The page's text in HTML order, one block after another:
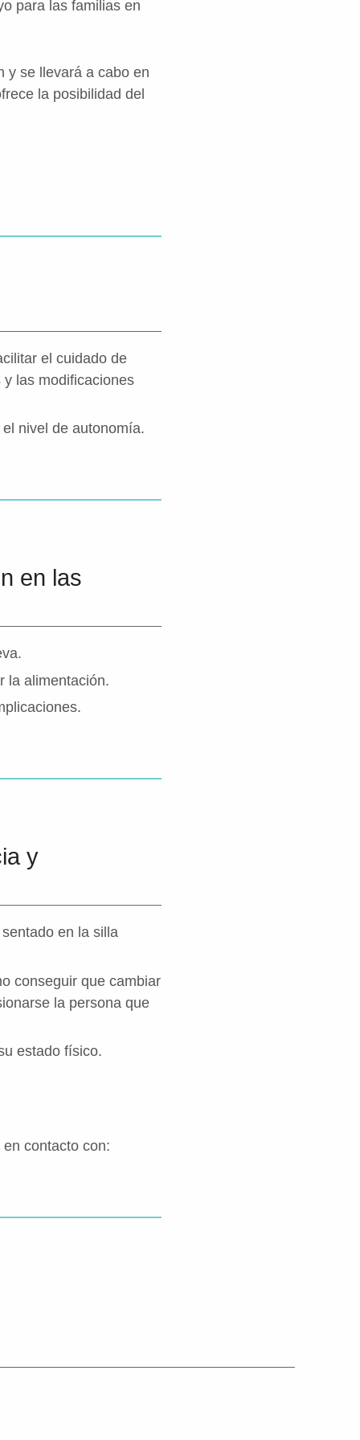
para las familias en
y se llevará a cabo en
la posibilidad del
el cuidado de
las modificaciones
nivel de autonomía.
en las
la alimentación.
y
en la silla
conseguir que cambiar
la persona que
estado físico.
contacto con: